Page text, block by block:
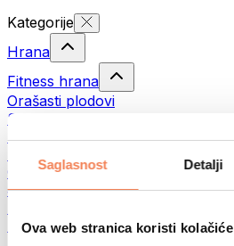
Saglasnost Detalji
Ova web stranica koristi kolačiće
Kategorije
Hrana
Fitness hrana
Orašasti plodovi
Sjemenke
Namazi i paste
Gotovi obroci
Jaja
Meso